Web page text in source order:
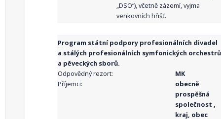
„DSO“), včetně zázemí, vyjma
venkovních hřišť.
Program státní podpory profesionálních divadel
a stálých profesionálních symfonických orchestrů
a pěveckých sborů.
Odpovědný rezort:
MK
Příjemci:
obecně
prospěšná
společnost ,
kraj, obec